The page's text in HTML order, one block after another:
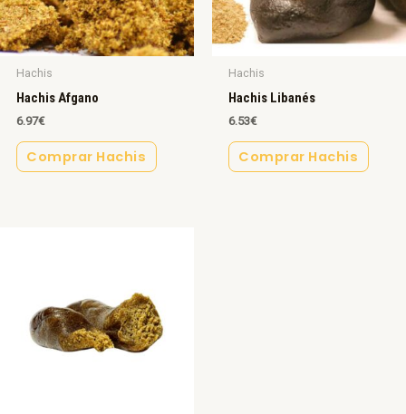
Hachis
Hachis Afgano
6.97€
Comprar Hachis
Hachis
Hachis Libanés
6.53€
Comprar Hachis